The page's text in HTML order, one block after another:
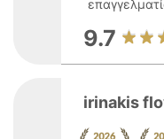
9.7
irinakis